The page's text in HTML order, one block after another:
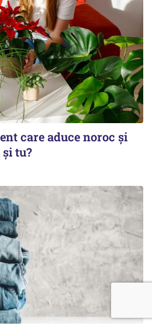
care aduce noroc și
tu?